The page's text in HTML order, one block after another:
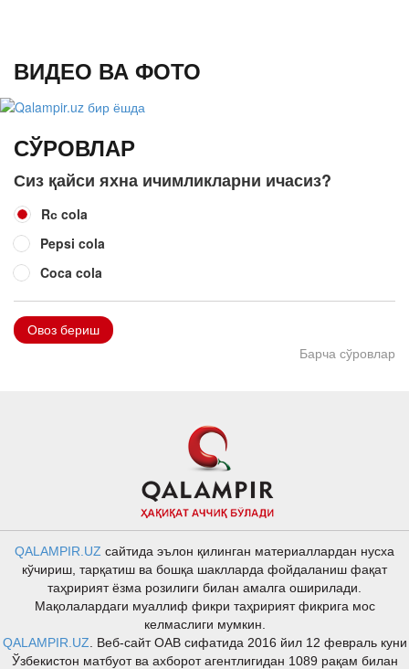
ВИДЕО ВА ФОТО
СЎРОВЛАР
Сиз қайси яхна ичимликларни ичасиз?
Rс cola
Pepsi cola
Coca cola
Овоз бериш
Барча сўровлар
QALAMPIR.UZ сайтида эълон қилинган материаллардан нусха
кўчириш, тарқатиш ва бошқа шаклларда фойдаланиш фақат
таҳририят ёзма розилиги билан амалга оширилади.
Мақолалардаги муаллиф фикри таҳририят фикрига мос
келмаслиги мумкин.
QALAMPIR.UZ . Веб-сайт ОАВ сифатида 2016 йил 12 февраль куни
Ўзбекистон матбуот ва ахборот агентлигидан 1089 рақам билан